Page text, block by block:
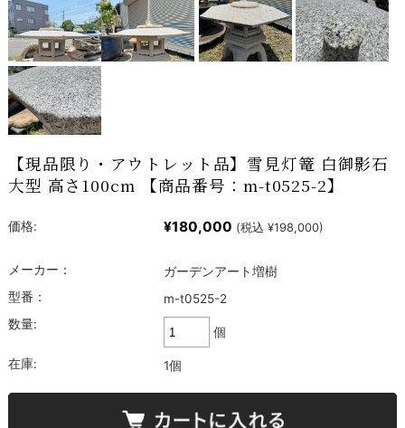
【現品限り・アウトレット品】雪見灯篭 白御影石
大型 高さ100cm 【商品番号：m-t0525-2】
価格: ¥180,000 (税込 ¥198,000)
メーカー：
ガーデンアート増樹
型番：
m-t0525-2
数量:
個
在庫: 1個